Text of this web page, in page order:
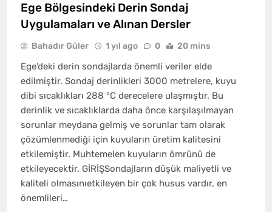
Ege Bölgesindeki Derin Sondaj
Uygulamaları ve Alınan Dersler
Bahadır Güler 1 yıl ago 0 20 mins
Ege’deki derin sondajlarda önemli veriler elde
edilmiştir. Sondaj derinlikleri 3000 metrelere, kuyu
dibi sıcaklıkları 288 °C derecelere ulaşmıştır. Bu
derinlik ve sıcaklıklarda daha önce karşılaşılmayan
sorunlar meydana gelmiş ve sorunlar tam olarak
çözümlenmediği için kuyuların üretim kalitesini
etkilemiştir. Muhtemelen kuyuların ömrünü de
etkileyecektir. GİRİŞSondajların düşük maliyetli ve
kaliteli olmasınıetkileyen bir çok husus vardır, en
önemlileri…